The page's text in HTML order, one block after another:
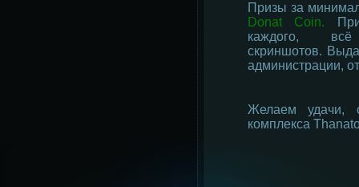
Призы за
Donat Coin.
каждого,
скриншотов.
администрации,
Желаем удачи,
комплекса